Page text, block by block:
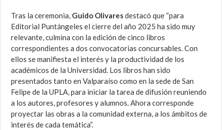
Tras la ceremonia, Guido Olivaresdestacó que “para
Editorial Puntángeles el cierre del año 2025 ha sido muy
relevante, culmina con la edición de cinco libros
correspondientes a dos convocatorias concursables. Con
ellos se manifiesta el interés y la productividad de los
académicos de la Universidad. Los libros han sido
presentados tanto en Valparaíso como en la sede de San
Felipe de la UPLA, para iniciar la tarea de difusión reuniendo
a los autores, profesores y alumnos. Ahora corresponde
proyectar las obras a la comunidad externa, a los ámbitos de
interés de cada temática”.